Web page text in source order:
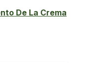
De La Crema